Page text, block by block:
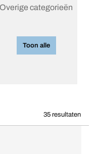
Overige categorieën
Toon alle
35 resultaten